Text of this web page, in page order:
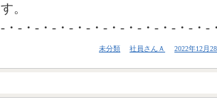
す。
-・-・-・-・-・-・-・-・-・-・-・-・-
未分類 社員さんＡ 2022年12月